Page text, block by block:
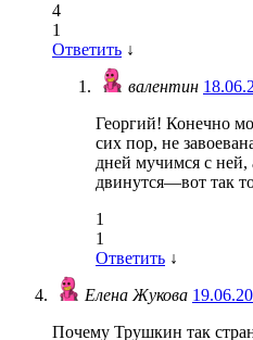
4
1
Ответить ↓
валентин
Георгий! Конечно
сих пор, не
дней мучимся с ней,
двинутся—вот так
1
1
Ответить ↓
Елена Жукова
Почему Трушкин так